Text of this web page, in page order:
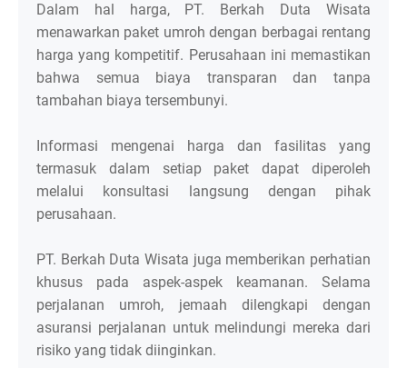
Dalam hal harga, PT. Berkah Duta Wisata
menawarkan paket umroh dengan berbagai rentang
harga yang kompetitif. Perusahaan ini memastikan
bahwa semua biaya transparan dan tanpa
tambahan biaya tersembunyi.
Informasi mengenai harga dan fasilitas yang
termasuk dalam setiap paket dapat diperoleh
melalui konsultasi langsung dengan pihak
perusahaan.
PT. Berkah Duta Wisata juga memberikan perhatian
khusus pada aspek-aspek keamanan. Selama
perjalanan umroh, jemaah dilengkapi dengan
asuransi perjalanan untuk melindungi mereka dari
risiko yang tidak diinginkan.